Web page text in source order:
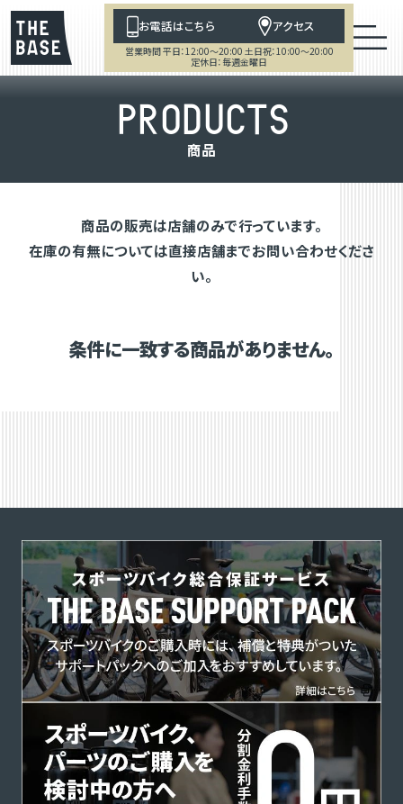
お電話はこちら アクセス
営業時間 平日：12:00～20:00 土日祝：10:00～20:00
定休日：毎週金曜日
PRODUCTS
商品
商品の販売は店舗のみで行っています。
在庫の有無については直接店舗までお問い合わせくださ
い。
条件に一致する商品がありません。